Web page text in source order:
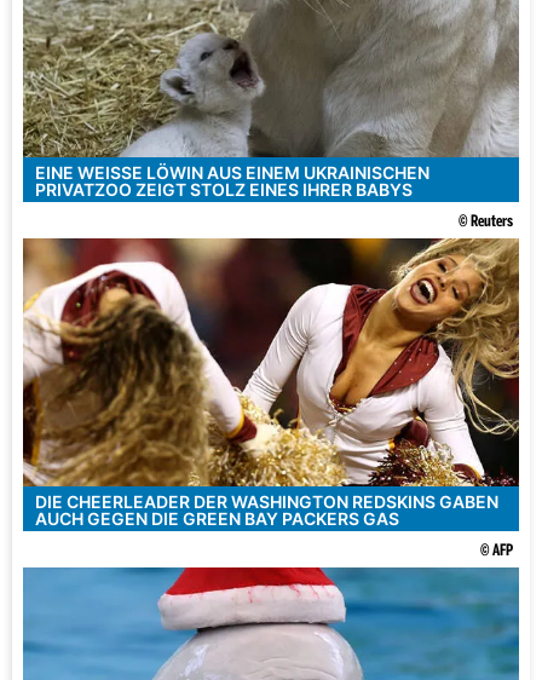
EINE WEISSE LÖWIN AUS EINEM UKRAINISCHEN P
RIVATZOO ZEIGT STOLZ EINES IHRER BABYS
© Reuters
DIE CHEERLEADER DER WASHINGTON REDSKINS GABEN
AUCH GEGEN DIE GREEN BAY PACKERS GAS
© AFP